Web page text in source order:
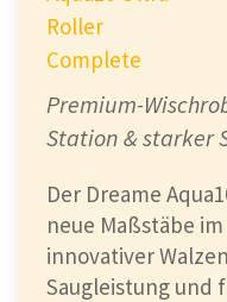
Roller
Complete
Premium-
Station & starker
Der Dreame
neue Maßstäbe
innovativer
Saugleistung und